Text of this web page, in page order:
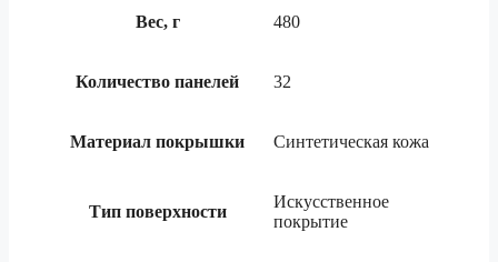
Вес, г 480
Количество панелей 32
Материал покрышки Синтетическая кожа
Тип поверхности
Искусственное
покрытие